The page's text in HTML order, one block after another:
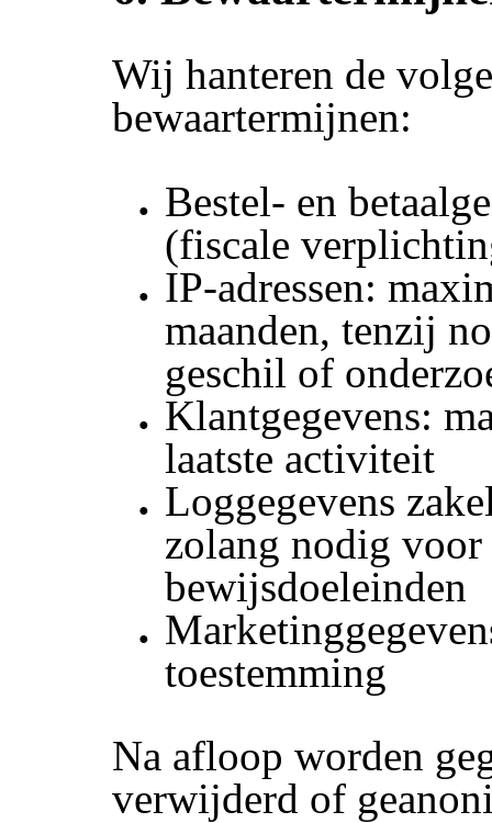
Wij hanteren de
bewaartermijnen:
Bestel- en
(fiscale
IP-adressen:
maanden, tenzij
geschil of
Klantgegevens:
laatste activiteit
Loggegevens
zolang nodig voor
bewijsdoeleinden
toestemming
Na afloop worden
verwijderd of